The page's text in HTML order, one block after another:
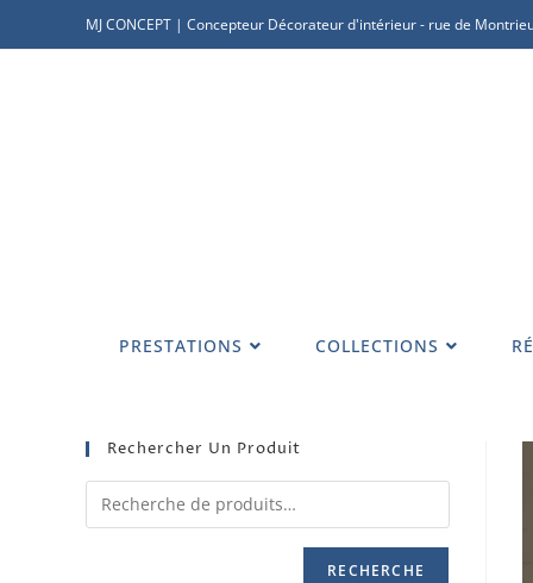
MJ CONCEPT | Concepteur Décorateur d'intérieur - rue de
PRESTATIONS COLLECTIONS
Rechercher Un Produit
RECHERCHE